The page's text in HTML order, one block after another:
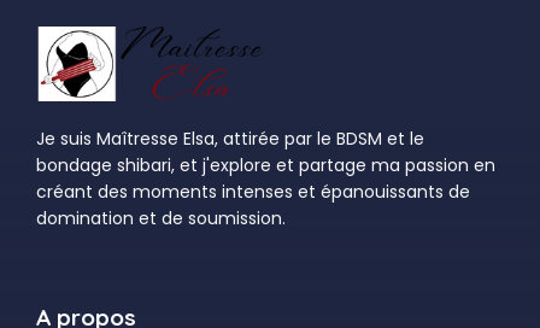
Je suis Maîtresse Elsa, attirée par le BDSM et le
bondage shibari, et j'explore et partage ma passion en
créant des moments intenses et épanouissants de
domination et de soumission.
A propos